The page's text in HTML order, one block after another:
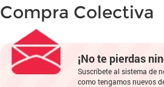
Compra Colectiva
¡No te pierdas
Suscríbete al sistema de
como tengamos nuevos